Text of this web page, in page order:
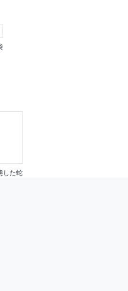
した蛇